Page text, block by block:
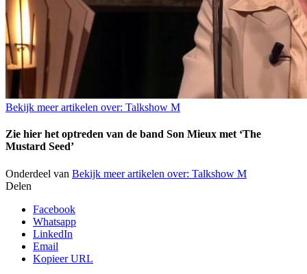
Bekijk meer artikelen over: Talkshow M
Zie hier het optreden van de band Son Mieux met ‘The
Mustard Seed’
Onderdeel van Bekijk meer artikelen over: Talkshow M
Delen
Facebook
Whatsapp
LinkedIn
Email
Kopieer URL